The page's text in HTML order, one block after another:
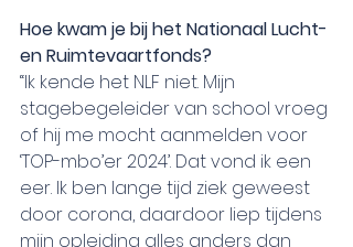
Hoe kwam je bij het Nationaal Lucht-
en Ruimtevaartfonds?
“Ik kende het NLF niet. Mijn
stagebegeleider van school vroeg
of hij me mocht aanmelden voor
‘TOP-mbo’er 2024’. Dat vond ik een
eer. Ik ben lange tijd ziek geweest
door corona, daardoor liep tijdens
mijn opleiding alles anders dan